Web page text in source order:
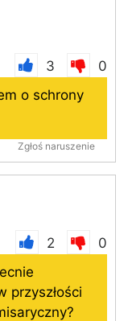
3
0
o schrony
Zgłoś naruszenie
2
0
przyszłości